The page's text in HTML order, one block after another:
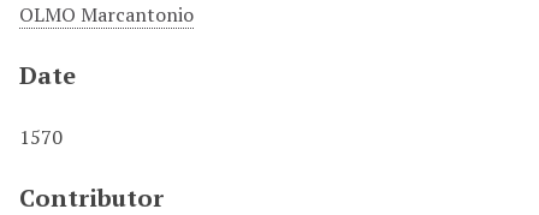
OLMO Marcantonio
Date
1570
Contributor